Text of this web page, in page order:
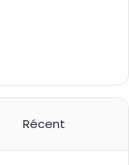
Récent